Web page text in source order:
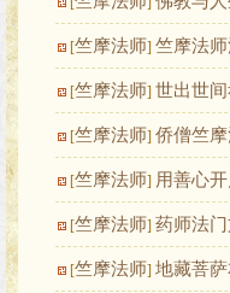
[竺摩法师] 竺摩法
[竺摩法师] 世出世
[竺摩法师] 侨僧竺
[竺摩法师] 用善心
[竺摩法师] 药师法
[竺摩法师] 地藏菩